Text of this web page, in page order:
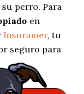
perro. Para
en
Insuramer, tu
seguro para